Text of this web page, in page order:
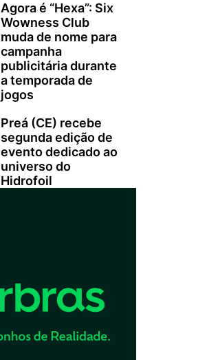
Agora é “Hexa”: Six
Wowness Club
muda de nome para
campanha
publicitária durante
a temporada de
jogos
Preá (CE) recebe
segunda edição de
evento dedicado ao
universo do
Hidrofoil